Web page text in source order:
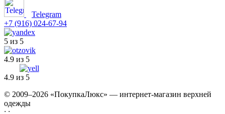
Telegram
+7 (916) 024-67-94
5 из 5
4.9 из 5
4.9 из 5
© 2009–2026 «ПокупкаЛюкс» — интернет-магазин верхней
одежды
: :